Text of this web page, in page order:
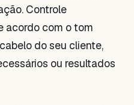
Controle
acordo com o tom
do seu cliente,
ou resultados